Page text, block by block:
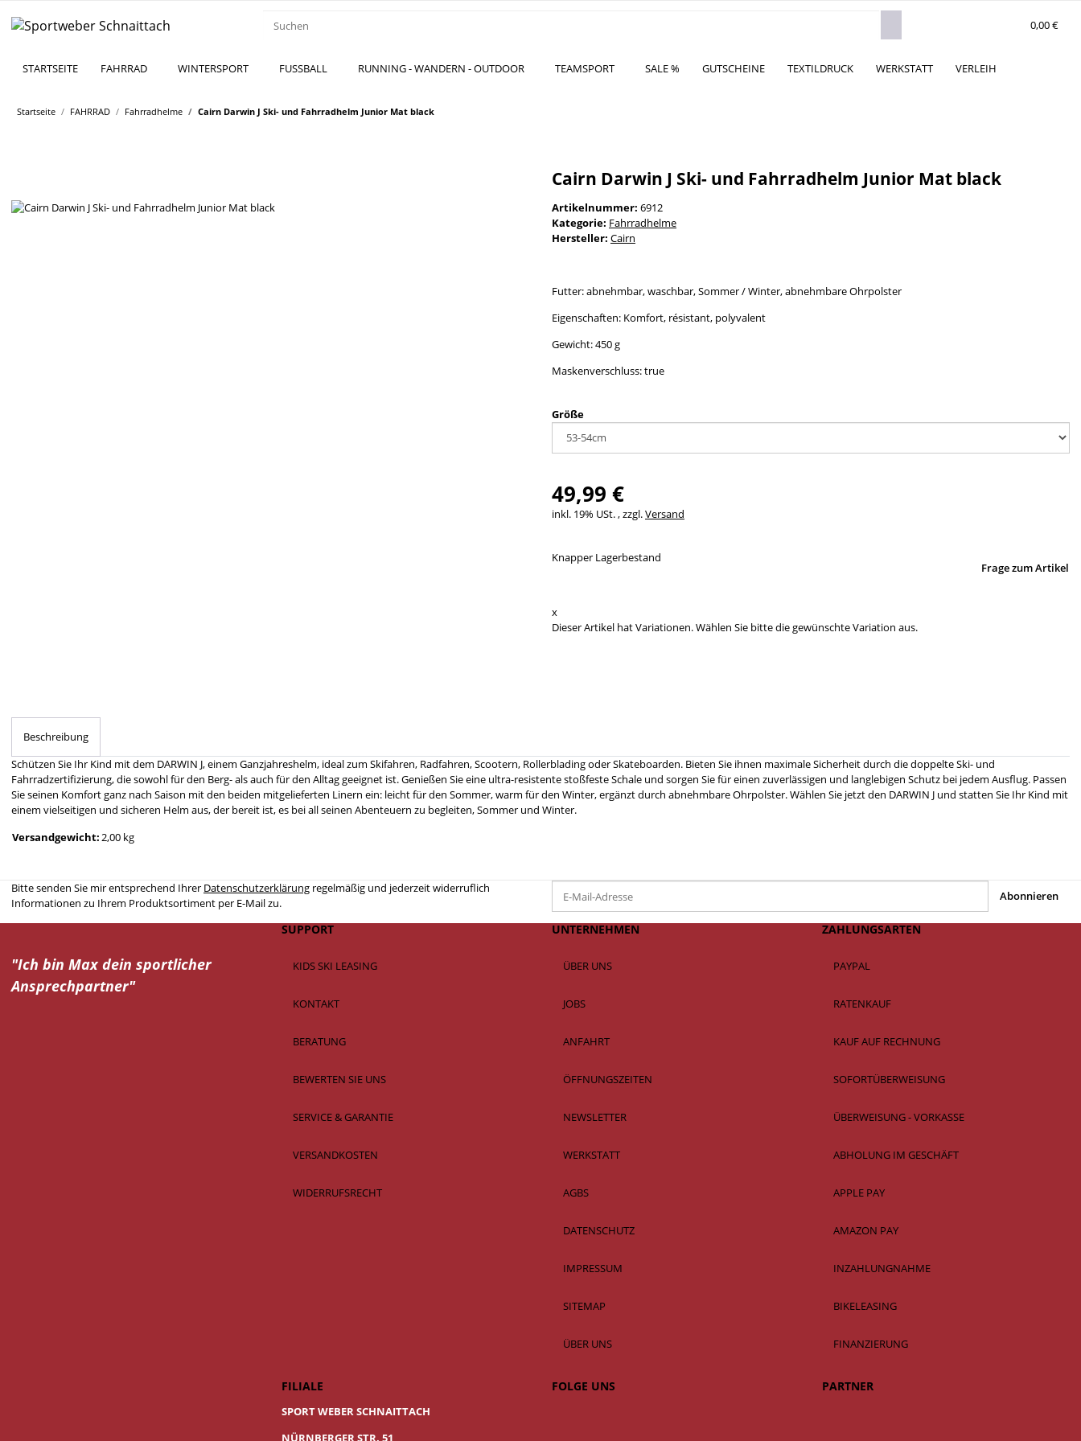
0,00 €
FAHRRAD WINTERSPORT FUSSBALL RUNNING - WANDERN - OUTDOOR TEAMSPORT SALE % GUTSCHEINE TEXTILDRUCK
STARTSEITE WERKSTATT VERLEIH
Startseite FAHRRAD Fahrradhelme Cairn Darwin J Ski- und Fahrradhelm Junior Mat black
Cairn Darwin J Ski- und Fahrradhelm Junior Mat black
Artikelnummer: 6912
Kategorie: Fahrradhelme
Hersteller: Cairn
Futter: abnehmbar, waschbar, Sommer / Winter, abnehmbare Ohrpolster
Eigenschaften: Komfort, résistant, polyvalent
Gewicht: 450 g
Maskenverschluss: true
Größe
49,99 €
inkl. 19% USt. , zzgl.Versand
Knapper Lagerbestand
Frage zum Artikel
x
Dieser Artikel hat Variationen. Wählen Sie bitte die gewünschte Variation aus.
Beschreibung
Schützen Sie Ihr Kind mit dem DARWIN J, einem Ganzjahreshelm, ideal zum Skifahren, Radfahren, Scootern, Rollerblading oder Skateboarden. Bieten Sie ihnen maximale Sicherheit durch die doppelte Ski- und
Fahrradzertifizierung, die sowohl für den Berg- als auch für den Alltag geeignet ist. Genießen Sie eine ultra-resistente stoßfeste Schale und sorgen Sie für einen zuverlässigen und langlebigen Schutz bei jedem Ausflug. Passen
Sie seinen Komfort ganz nach Saison mit den beiden mitgelieferten Linern ein: leicht für den Sommer, warm für den Winter, ergänzt durch abnehmbare Ohrpolster. Wählen Sie jetzt den DARWIN J und statten Sie Ihr Kind mit
einem vielseitigen und sicheren Helm aus, der bereit ist, es bei all seinen Abenteuern zu begleiten, Sommer und Winter.
Versandgewicht:2,00 kg
Bitte senden Sie mir entsprechend Ihrer Datenschutzerklärung regelmäßig und jederzeit widerruflich
Informationen zu Ihrem Produktsortiment per E-Mail zu.
Abonnieren
"Ich bin Max dein sportlicher
Ansprechpartner"
SUPPORT
KIDS SKI LEASING
KONTAKT
BERATUNG
BEWERTEN SIE UNS
SERVICE & GARANTIE
VERSANDKOSTEN
WIDERRUFSRECHT
UNTERNEHMEN
ÜBER UNS
JOBS
ANFAHRT
ÖFFNUNGSZEITEN
NEWSLETTER
WERKSTATT
AGBS
DATENSCHUTZ
IMPRESSUM
SITEMAP
ÜBER UNS
ZAHLUNGSARTEN
PAYPAL
RATENKAUF
KAUF AUF RECHNUNG
SOFORTÜBERWEISUNG
ÜBERWEISUNG - VORKASSE
ABHOLUNG IM GESCHÄFT
APPLE PAY
AMAZON PAY
INZAHLUNGNAHME
BIKELEASING
FINANZIERUNG
FILIALE
SPORT WEBER SCHNAITTACH
FOLGE UNS PARTNER